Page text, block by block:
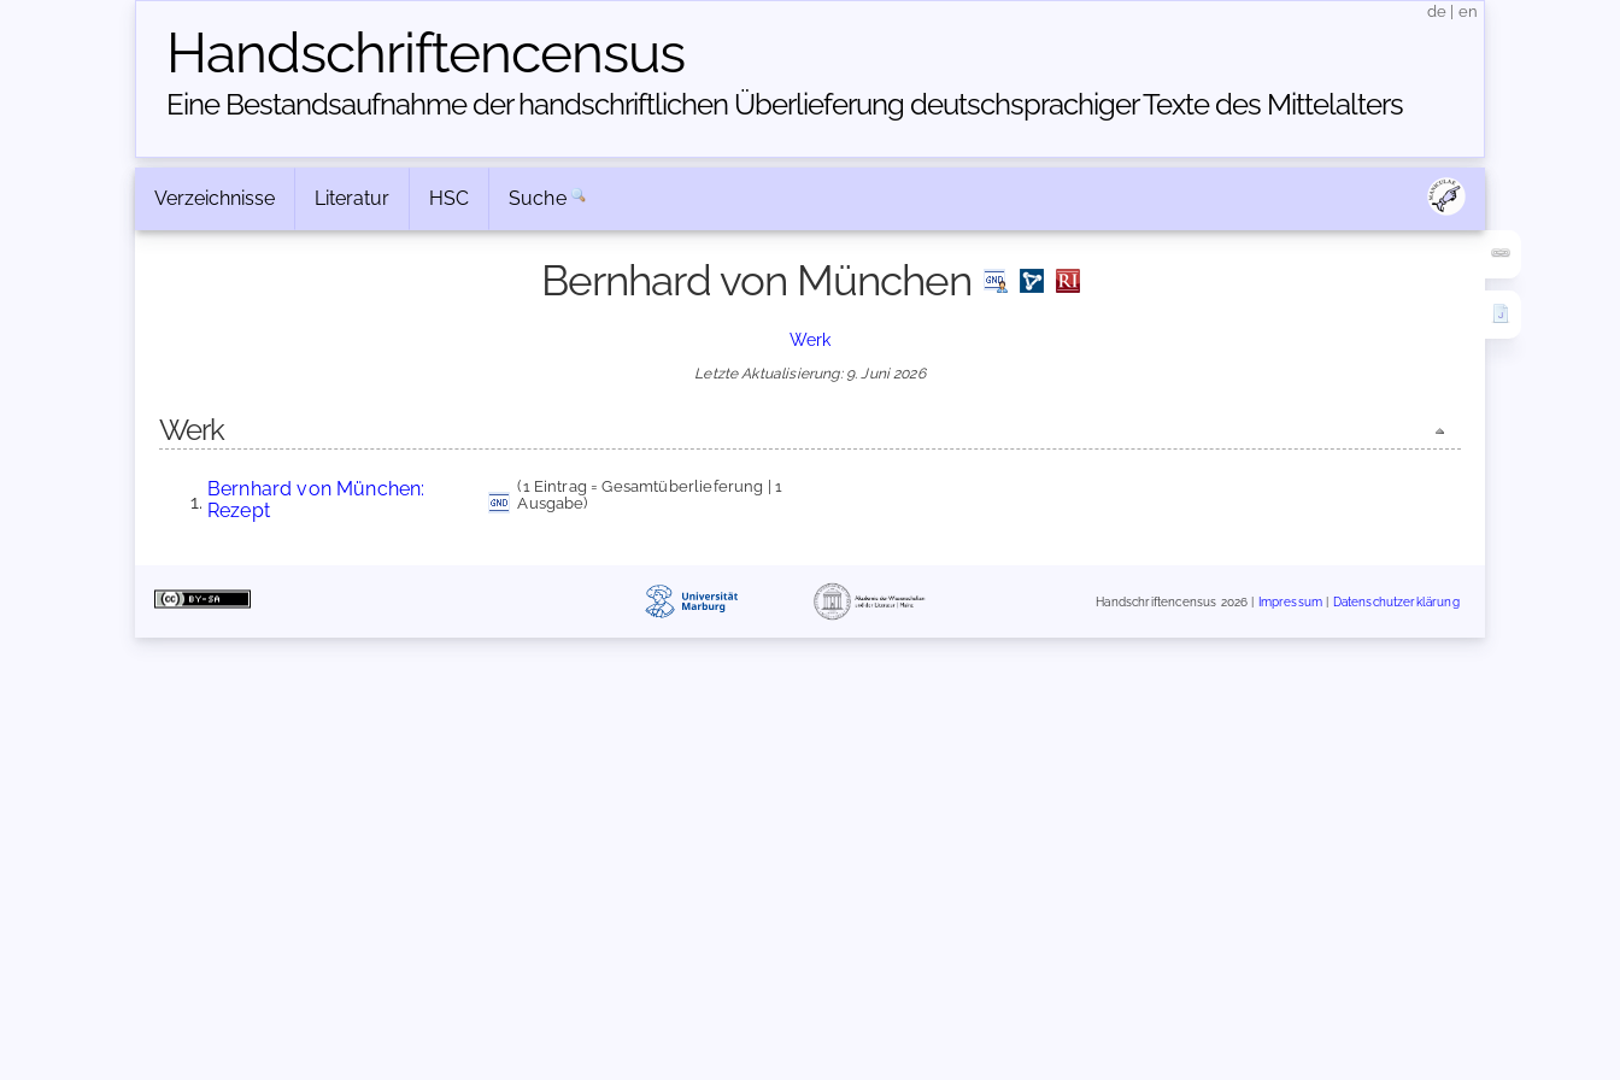
Handschriften­census
Eine Bestandsaufnahme der handschriftlichen Über­lieferung deutschsprachiger Texte des Mittelalters
de en
Verzeichnisse Literatur HSC Suche
Bernhard von München
Werk
Letzte Aktualisierung: 9. Juni 2026
Werk
Bernhard von München:
Rezept
(1 Eintrag = Gesamtüberlieferung | 1
Ausgabe)
Handschriftencensus 2026 | Impressum Datenschutzerklärung